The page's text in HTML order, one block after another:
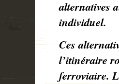
alternatives
individuel.
Ces
l’itinéraire
ferroviaire.